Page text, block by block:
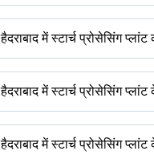
हैदराबाद में कई स्टार्च प्रोसेसिंग
अपनी खोज को फ़िल्टर कर सकते हैं।
हैदराबाद में स्टार्च प्रोसेसिंग
हैदराबाद में स्टार्च प्रोसेसिंग प्लांट की
प्रोडक्ट का नाम
स्टार्च प्रसंस्करण संयंत्र
आलू स्टार्च प्रसंस्करण संयंत्र
हैदराबाद में स्टार्च प्रोसेसिंग
हैदराबाद में स्टार्च प्रोसेसिंग प्लांट के
के लिए डिलीवरी का समय 1 सप्ताह
हैदराबाद में स्टार्च प्रोसेसिंग